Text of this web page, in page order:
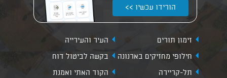
הורידו עכשיו >>
זימון תורים
העיר והעירייה
חילופי מחזיקים בארנונה
בקשה לביטול דוח
תל-קריירה
הקוד האתי ואמנת